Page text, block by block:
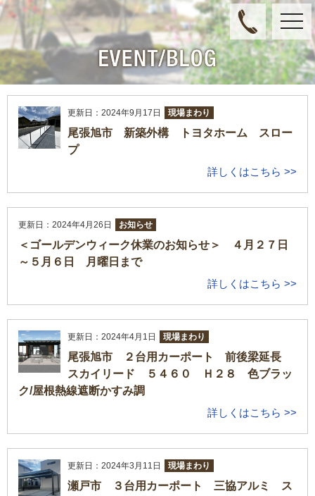
toggle
更新日：2024年9月17日 現場まわり
尾張旭市 新築外構 トヨタホーム スロー
プ
詳しくはこちら >>
更新日：2024年4月26日 お知らせ
＜ゴールデンウィーク休業のお知らせ＞ ４月２７日
～５月６日 月曜日まで
詳しくはこちら >>
更新日：2024年4月1日 現場まわり
尾張旭市 ２台用カーポート 前後梁延長
スカイリード ５４６０ Ｈ２８ 色ブラッ
ク/屋根熱線遮断かすみ調
詳しくはこちら >>
更新日：2024年3月11日 現場まわり
瀬戸市 ３台用カーポート 三協アルミ ス